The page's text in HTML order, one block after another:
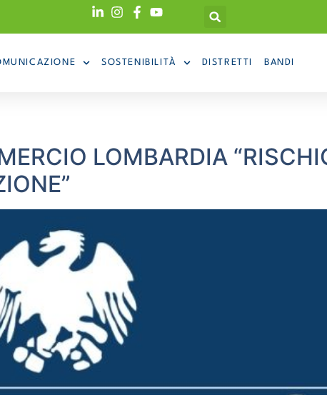
SOSTENIBILITÀ DISTRETTI BANDI
LOMBARDIA